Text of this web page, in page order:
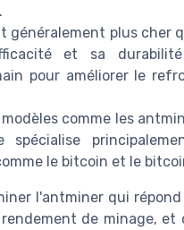
généralement plus cher
et sa
pour améliorer le
comme les
spécialise
le bitcoin et le
l'antminer qui
de minage, et